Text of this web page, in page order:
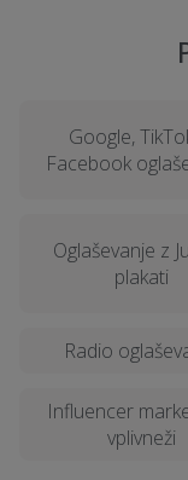
Pričakovani
Kako
Ali je možen
oglaševanja
Google,
Facebook
Oglaševanje z
plakati
Radio
Influencer
vplivneži